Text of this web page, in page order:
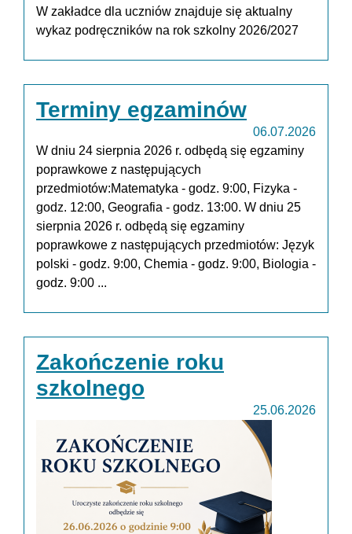
W zakładce dla uczniów znajduje się aktualny
wykaz podręczników na rok szkolny 2026/2027
Terminy egzaminów
06.07.2026
W dniu 24 sierpnia 2026 r. odbędą się egzaminy
poprawkowe z następujących
przedmiotów:Matematyka - godz. 9:00, Fizyka -
godz. 12:00, Geografia - godz. 13:00. W dniu 25
sierpnia 2026 r. odbędą się egzaminy
poprawkowe z następujących przedmiotów: Język
polski - godz. 9:00, Chemia - godz. 9:00, Biologia -
godz. 9:00 ...
Zakończenie roku
szkolnego
25.06.2026